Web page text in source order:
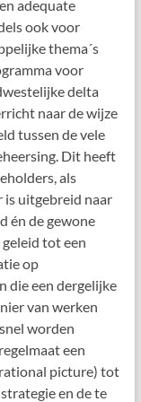
adequate
ook voor
thema´s
voor
delta
naar de wijze
tussen de vele
Dit heeft
als
is uitgebreid naar
én de gewone
tot een
op
die een dergelijke
van werken
worden
een
picture) tot
en de te